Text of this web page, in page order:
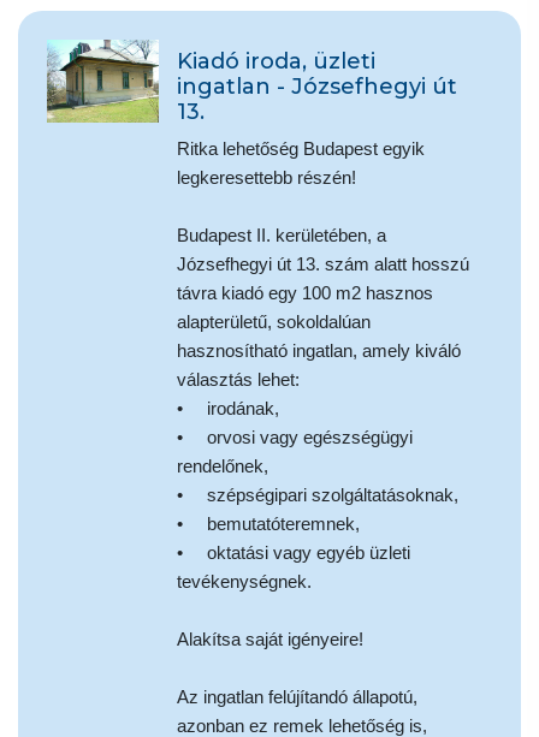
Kiadó iroda, üzleti
ingatlan - Józsefhegyi út
13.
Ritka lehetőség Budapest egyik
legkeresettebb részén!
Budapest II. kerületében, a
Józsefhegyi út 13. szám alatt hosszú
távra kiadó egy 100 m2 hasznos
alapterületű, sokoldalúan
hasznosítható ingatlan, amely kiváló
választás lehet:
• irodának,
• orvosi vagy egészségügyi
rendelőnek,
• szépségipari szolgáltatásoknak,
• bemutatóteremnek,
• oktatási vagy egyéb üzleti
tevékenységnek.
Alakítsa saját igényeire!
Az ingatlan felújítandó állapotú,
azonban ez remek lehetőség is,